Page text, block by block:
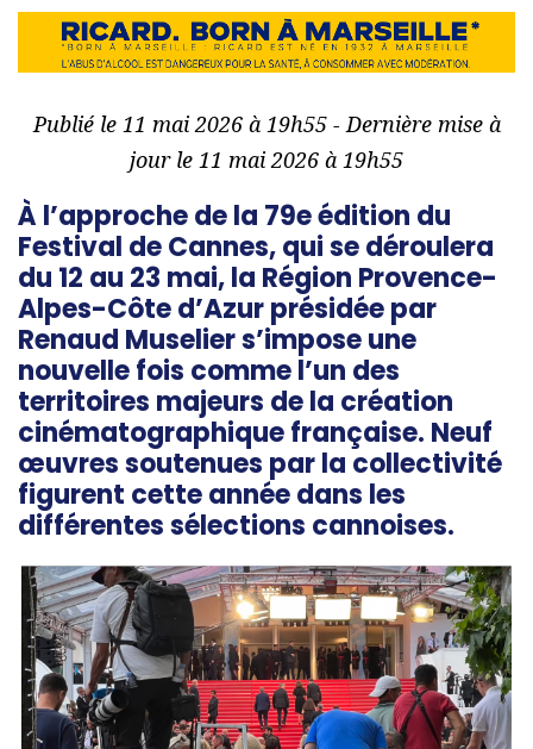
Publié le 11 mai 2026 à 19h55 - Dernière mise à
jour le 11 mai 2026 à 19h55
À l’approche de la 79e édition du
Festival de Cannes, qui se déroulera
du 12 au 23 mai, la Région Provence-
Alpes-Côte d’Azurprésidée par
Renaud Museliers’impose une
nouvelle fois comme l’un des
territoires majeurs de la création
cinématographique française. Neuf
œuvres soutenues par la collectivité
figurent cette année dans les
différentes sélections cannoises.